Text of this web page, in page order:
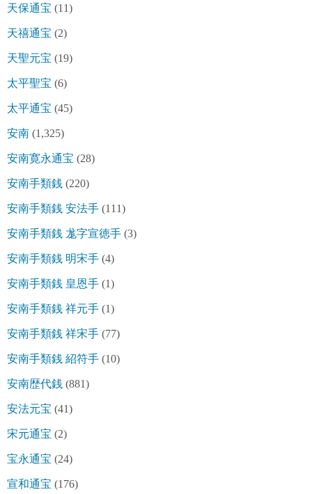
天保通宝 (11)
天禧通宝 (2)
天聖元宝 (19)
太平聖宝 (6)
太平通宝 (45)
安南 (1,325)
安南寛永通宝 (28)
安南手類銭 (220)
安南手類銭 安法手 (111)
安南手類銭 尨字宣徳手 (3)
安南手類銭 明宋手 (4)
安南手類銭 皇恩手 (1)
安南手類銭 祥元手 (1)
安南手類銭 祥宋手 (77)
安南手類銭 紹符手 (10)
安南歴代銭 (881)
安法元宝 (41)
宋元通宝 (2)
宝永通宝 (24)
宣和通宝 (176)